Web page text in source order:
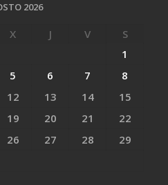
2026
X J V
S
1
5 6 7
8
12 13 14
15
19 20 21
22
26 27 28
29